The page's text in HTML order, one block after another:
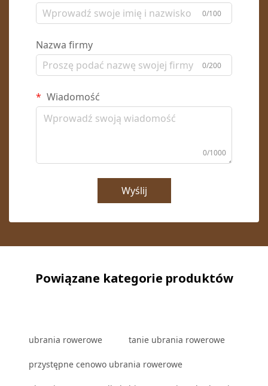
0/100
Nazwa firmy
0/200
Wiadomość
0/1000
Wyślij
Powiązane kategorie produktów
ubrania rowerowe tanie ubrania rowerowe
przystępne cenowo ubrania rowerowe